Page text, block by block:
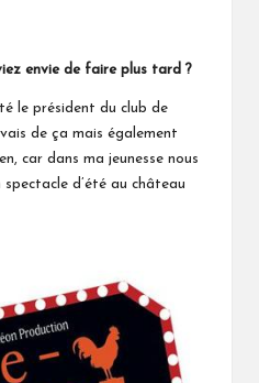
envie de faire plus tard ?
le président du club de
de ça mais également
car dans ma jeunesse nous
d’été au château